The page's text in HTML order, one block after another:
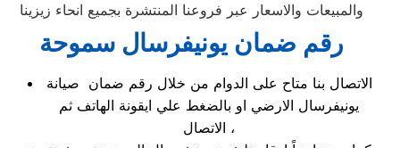
والمبيعات والاسعار عبر فروعنا المنتشرة بجميع انحاء زيزينا
رقم ضمان يونيفرسال سموحة
الاتصال بنا متاح على الدوام من خلال رقم ضمان صيانة
يونيفرسال الارضي او بالضغط علي ايقونة الهاتف ثم
الاتصال ،